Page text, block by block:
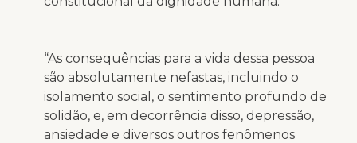
“As consequências para a vida dessa pessoa
são absolutamente nefastas, incluindo o
isolamento social, o sentimento profundo de
solidão, e, em decorrência disso, depressão,
ansiedade e diversos outros fenômenos